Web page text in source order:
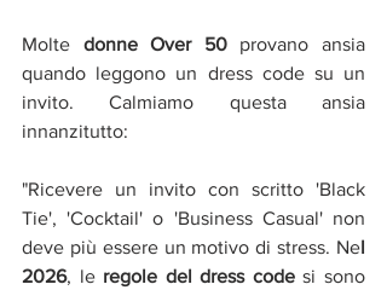
Molte donne Over 50 provano ansia
quando leggono un dress code su un
invito. Calmiamo questa ansia
innanzitutto:
"Ricevere un invito con scritto 'Black
Tie', 'Cocktail' o 'Business Casual' non
deve più essere un motivo di stress. Nel
2026, le regole del dress code si sono